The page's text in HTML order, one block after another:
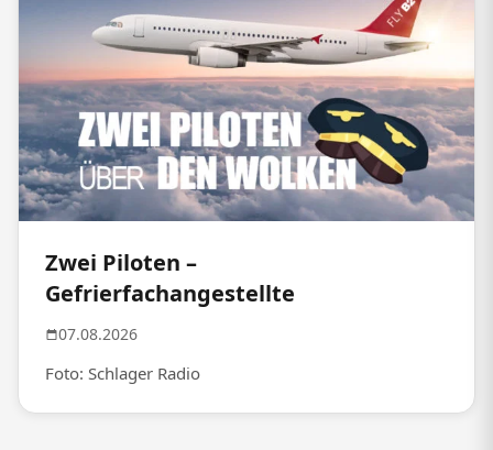
Zwei Piloten –
Gefrierfachangestellte
07.08.2026
Foto: Schlager Radio